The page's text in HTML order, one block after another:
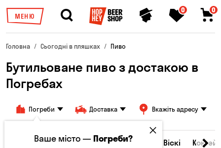
МЕНЮ
0 0
Головна Сьогодні в пляшках Пиво
Бутильоване пиво з достакою в
Погребах
Погреби Доставка Вкажіть адресу
Всі товари Пиво Сидр Віскі
Ваше місто —Погреби?